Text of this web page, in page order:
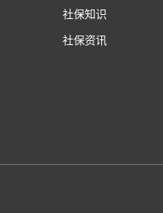
社保知识
社保资讯